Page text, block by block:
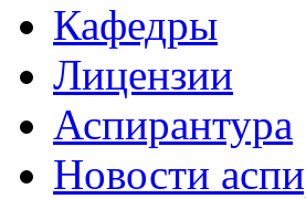
Кафедры
Лицензии
Аспирантура
Новости